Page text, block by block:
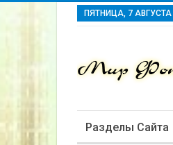
ПЯТНИЦА, 7 АВГУСТА
Разделы Сайта